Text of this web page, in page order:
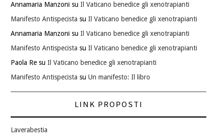
Annamaria Manzoni suIl Vaticano benedice gli xenotrapianti
Manifesto Antispecista suIl Vaticano benedice gli xenotrapianti
Annamaria Manzoni suIl Vaticano benedice gli xenotrapianti
Manifesto Antispecista suIl Vaticano benedice gli xenotrapianti
Paola Re suIl Vaticano benedice gli xenotrapianti
Manifesto Antispecista suUn manifesto: Il libro
LINK PROPOSTI
Laverabestia